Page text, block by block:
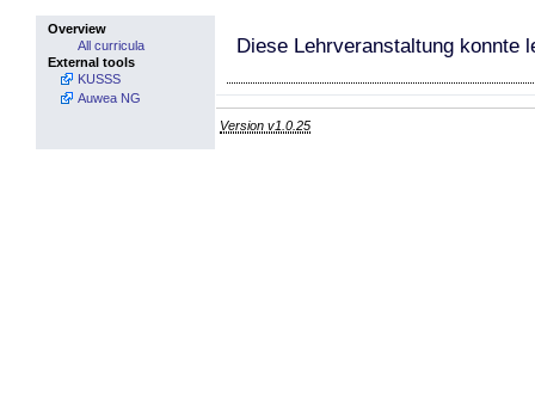
Overview
All curricula
External tools
KUSSS
Auwea NG
Diese Lehrveranstaltung konnte
Version v1.0.25